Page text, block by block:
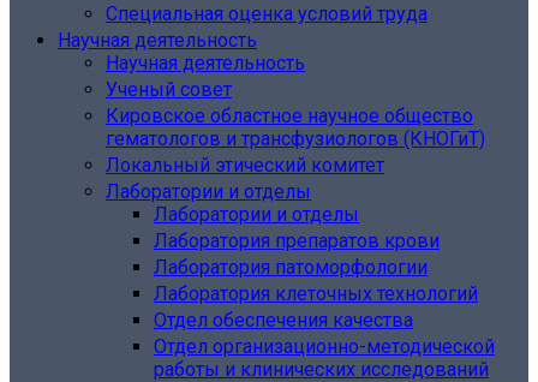
Специальная оценка условий труда
Научная деятельность
Научная деятельность
Ученый совет
Кировское областное научное общество
гематологов и трансфузиологов (КНОГиТ)
Локальный этический комитет
Лаборатории и отделы
Лаборатории и отделы
Лаборатория препаратов крови
Лаборатория патоморфологии
Лаборатория клеточных технологий
Отдел обеспечения качества
Отдел организационно-методической
работы и клинических исследований